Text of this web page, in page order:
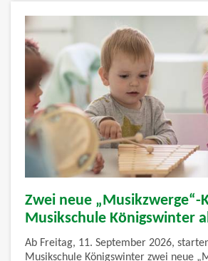
Zwei neue „Musikzwerge“-
Musikschule Königswinter
Ab Freitag, 11. September 2026,
Musikschule Königswinter zwei neue